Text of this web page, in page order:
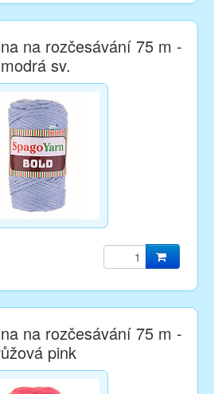
na rozčesávání 75 m -
modrá sv.
na rozčesávání 75 m -
pink